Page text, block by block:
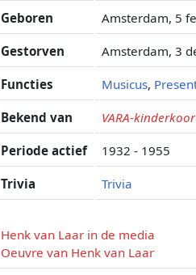
Geboren Amsterdam, 5
Gestorven Amsterdam, 3
Functies Musicus,
Bekend van VARA-
Periode actief 1932 - 1955
Trivia Trivia
Henk van Laar in de media
Oeuvre van Henk van Laar